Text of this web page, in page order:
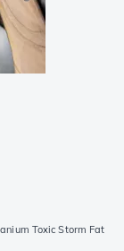
Toxic Storm Fat